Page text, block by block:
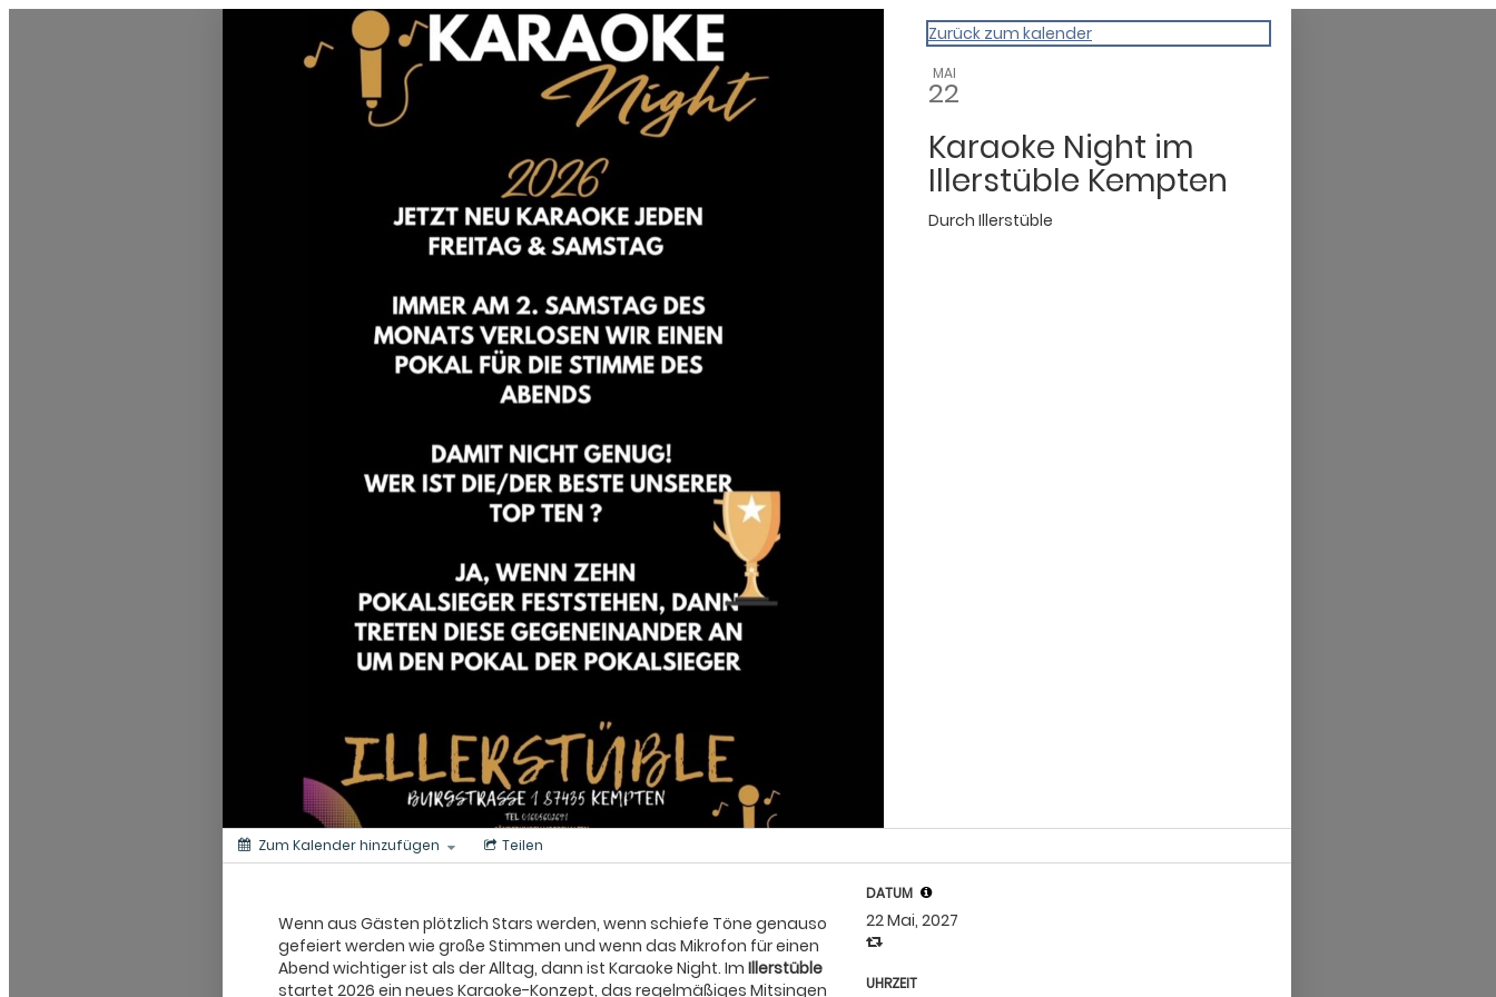
0831 - das Kemptener Stadtmagazin Zurück zum kalender
MAI
22
Karaoke Night im
Illerstüble Kempten
Durch Illerstüble
Zum Kalender hinzufügen Teilen
Wenn aus Gästen plötzlich Stars werden, wenn schiefe Töne genauso
gefeiert werden wie große Stimmen und wenn das Mikrofon für einen
Abend wichtiger ist als der Alltag, dann ist Karaoke Night. Im Illerstüble
startet 2026 ein neues Karaoke-Konzept, das regelmäßiges Mitsingen
DATUM
22 Mai, 2027
UHRZEIT